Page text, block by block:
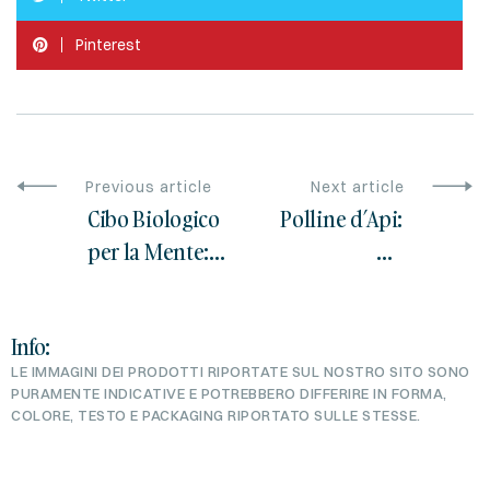
Pinterest
Previous article
Cibo Biologico
per la Mente:
Next article
Polline d’Api:
Un
Info:
LE IMMAGINI DEI PRODOTTI RIPORTATE SUL NOSTRO SITO SONO
PURAMENTE INDICATIVE E POTREBBERO DIFFERIRE IN FORMA,
COLORE, TESTO E PACKAGING RIPORTATO SULLE STESSE.